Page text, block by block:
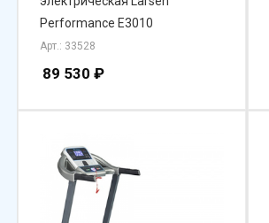
Performance E3010
Арт.: 33528
89 530 ₽